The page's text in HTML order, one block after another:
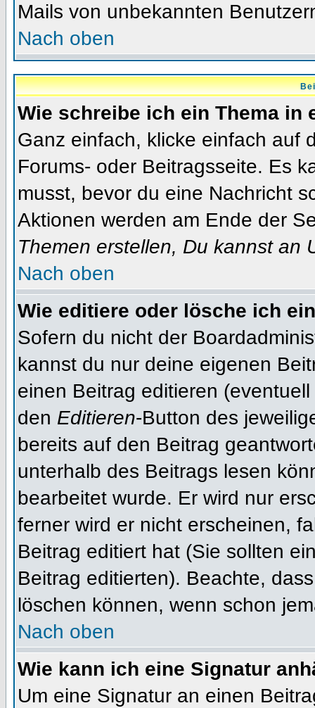
Mails von unbekannten
Nach oben
Wie schreibe ich ein Thema in
Ganz einfach, klicke einfach auf
Forums- oder Beitragsseite. Es
musst, bevor du eine Nachricht
Aktionen werden am Ende der
Themen erstellen, Du kannst an
Nach oben
Wie editiere oder lösche ich
Sofern du nicht der
kannst du nur deine eigenen
einen Beitrag editieren
den Editieren-Button des
bereits auf den Beitrag
unterhalb des Beitrags lesen
bearbeitet wurde. Er wird nur
ferner wird er nicht erscheinen,
Beitrag editiert hat (Sie sollten
Beitrag editierten). Beachte,
löschen können, wenn schon
Nach oben
Wie kann ich eine Signatur
Um eine Signatur an einen